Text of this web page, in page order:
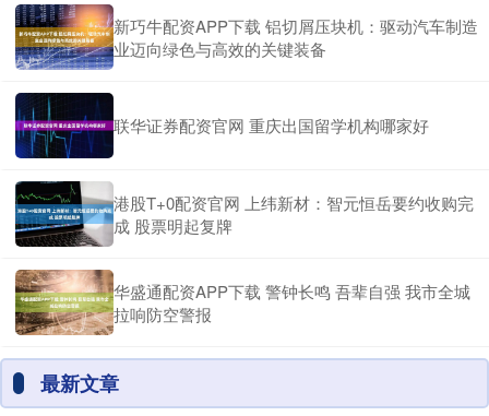
新巧牛配资APP下载 铝切屑压块机：驱动汽车制造
业迈向绿色与高效的关键装备
联华证券配资官网 重庆出国留学机构哪家好
港股T+0配资官网 上纬新材：智元恒岳要约收购完
成 股票明起复牌
华盛通配资APP下载 警钟长鸣 吾辈自强 我市全城
拉响防空警报
最新文章